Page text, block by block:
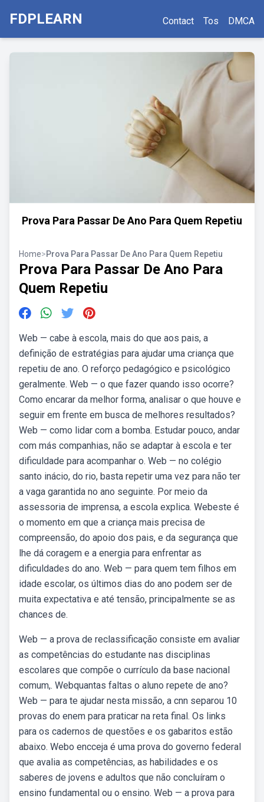
FDPLEARN Contact Tos DMCA
Prova Para Passar De Ano Para Quem Repetiu
Home>Prova Para Passar De Ano Para Quem Repetiu
Prova Para Passar De Ano Para
Quem Repetiu
Web — cabe à escola, mais do que aos pais, a
definição de estratégias para ajudar uma criança que
repetiu de ano. O reforço pedagógico e psicológico
geralmente. Web — o que fazer quando isso ocorre?
Como encarar da melhor forma, analisar o que houve e
seguir em frente em busca de melhores resultados?
Web — como lidar com a bomba. Estudar pouco, andar
com más companhias, não se adaptar à escola e ter
dificuldade para acompanhar o. Web — no colégio
santo inácio, do rio, basta repetir uma vez para não ter
a vaga garantida no ano seguinte. Por meio da
assessoria de imprensa, a escola explica. Webeste é
o momento em que a criança mais precisa de
compreensão, do apoio dos pais, e da segurança que
lhe dá coragem e a energia para enfrentar as
dificuldades do ano. Web — para quem tem filhos em
idade escolar, os últimos dias do ano podem ser de
muita expectativa e até tensão, principalmente se as
chances de.
Web — a prova de reclassificação consiste em avaliar
as competências do estudante nas disciplinas
escolares que compõe o currículo da base nacional
comum,. Webquantas faltas o aluno repete de ano?
Web — para te ajudar nesta missão, a cnn separou 10
provas do enem para praticar na reta final. Os links
para os cadernos de questões e os gabaritos estão
abaixo. Webo encceja é uma prova do governo federal
que avalia as competências, as habilidades e os
saberes de jovens e adultos que não concluíram o
ensino fundamental ou o ensino. Web — a prova para